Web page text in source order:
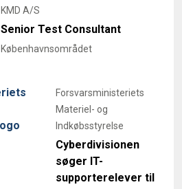
KMD A/S
Senior Test Consultant
Københavnsområdet
Forsvarsministeriets
Materiel- og
Indkøbsstyrelse
Cyberdivisionen
søger IT-
supporterelever til